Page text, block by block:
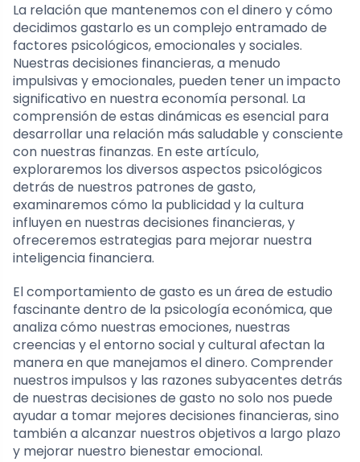
La relación que mantenemos con el dinero y cómo
decidimos gastarlo es un complejo entramado de
factores psicológicos, emocionales y sociales.
Nuestras decisiones financieras, a menudo
impulsivas y emocionales, pueden tener un impacto
significativo en nuestra economía personal. La
comprensión de estas dinámicas es esencial para
desarrollar una relación más saludable y consciente
con nuestras finanzas. En este artículo,
exploraremos los diversos aspectos psicológicos
detrás de nuestros patrones de gasto,
examinaremos cómo la publicidad y la cultura
influyen en nuestras decisiones financieras, y
ofreceremos estrategias para mejorar nuestra
inteligencia financiera.
El comportamiento de gasto es un área de estudio
fascinante dentro de la psicología económica, que
analiza cómo nuestras emociones, nuestras
creencias y el entorno social y cultural afectan la
manera en que manejamos el dinero. Comprender
nuestros impulsos y las razones subyacentes detrás
de nuestras decisiones de gasto no solo nos puede
ayudar a tomar mejores decisiones financieras, sino
también a alcanzar nuestros objetivos a largo plazo
y mejorar nuestro bienestar emocional.